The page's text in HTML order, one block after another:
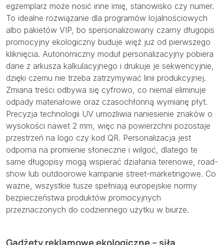
egzemplarz może nosić inne imię, stanowisko czy numer.
To idealne rozwiązanie dla programów lojalnościowych
albo pakietów VIP, bo spersonalizowany czarny długopis
promocyjny ekologiczny buduje więź już od pierwszego
kliknięcia. Autonomiczny moduł personalizacyjny pobiera
dane z arkusza kalkulacyjnego i drukuje je sekwencyjnie,
dzięki czemu nie trzeba zatrzymywać linii produkcyjnej.
Zmiana treści odbywa się cyfrowo, co niemal eliminuje
odpady materiałowe oraz czasochłonną wymianę płyt.
Precyzja technologii UV umożliwia naniesienie znaków o
wysokości nawet 2 mm, więc na powierzchni pozostaje
przestrzeń na logo czy kod QR. Personalizacja jest
odporna na promienie słoneczne i wilgoć, dlatego te
same długopisy mogą wspierać działania terenowe, road-
show lub outdoorowe kampanie street-marketingowe. Co
ważne, wszystkie tusze spełniają europejskie normy
bezpieczeństwa produktów promocyjnych
przeznaczonych do codziennego użytku w biurze.